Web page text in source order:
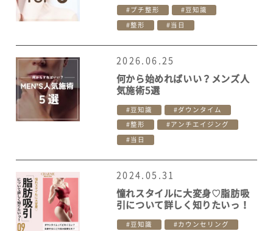
プチ整形 豆知識
整形 当日
2026.06.25
何から始めればいい？メンズ人
気施術5選
豆知識 ダウンタイム
整形 アンチエイジング
当日
2024.05.31
憧れスタイルに大変身♡脂肪吸
引について詳しく知りたいっ！
豆知識 カウンセリング